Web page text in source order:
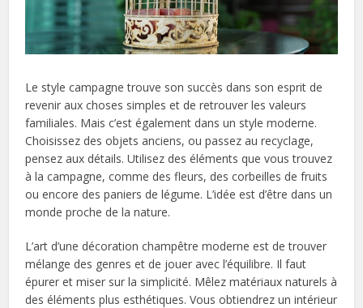
Le style campagne trouve son succès dans son esprit de
revenir aux choses simples et de retrouver les valeurs
familiales. Mais c’est également dans un style moderne.
Choisissez des objets anciens, ou passez au recyclage,
pensez aux détails. Utilisez des éléments que vous trouvez
à la campagne, comme des fleurs, des corbeilles de fruits
ou encore des paniers de légume. L’idée est d’être dans un
monde proche de la nature.
L’art d’une décoration champêtre moderne est de trouver
mélange des genres et de jouer avec l’équilibre. Il faut
épurer et miser sur la simplicité. Mêlez matériaux naturels à
des éléments plus esthétiques. Vous obtiendrez un intérieur